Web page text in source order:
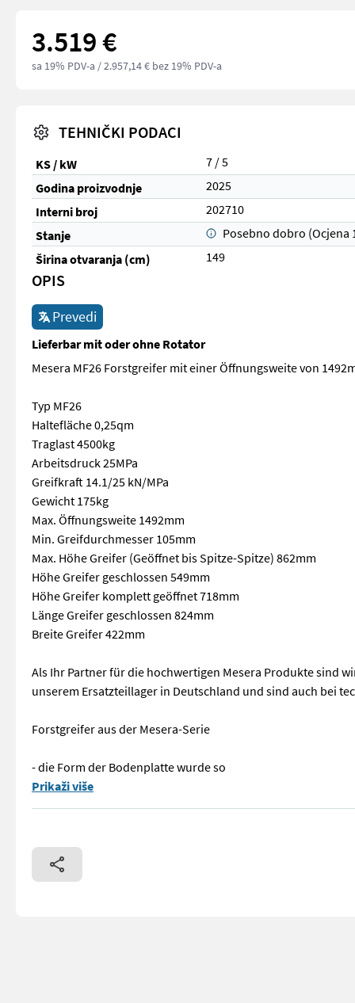
3.519 €
sa 19% PDV-a / 2.957,14 € bez 19% PDV-a
TEHNIČKI PODACI
KS / kW
7 / 5
Godina proizvodnje
2025
Interni broj
202710
Stanje
Posebno dobro (Ocjena
Širina otvaranja (cm)
149
OPIS
Prevedi
Lieferbar mit oder ohne Rotator
Mesera MF26 Forstgreifer mit einer Öffnungsweite von
Typ MF26
Haltefläche 0,25qm
Traglast 4500kg
Arbeitsdruck 25MPa
Greifkraft 14.1/25 kN/MPa
Gewicht 175kg
Max. Öffnungsweite 1492mm
Min. Greifdurchmesser 105mm
Max. Höhe Greifer (Geöffnet bis Spitze-Spitze) 862mm
Höhe Greifer geschlossen 549mm
Höhe Greifer komplett geöffnet 718mm
Länge Greifer geschlossen 824mm
Breite Greifer 422mm
Als Ihr Partner für die hochwertigen Mesera Produkte sind
unserem Ersatzteillager in Deutschland und sind auch bei
Forstgreifer aus der Mesera-Serie
- die Form der Bodenplatte wurde so
Mesera MF26 Forstgreifer mit einer Öffnungsweite von
Prikaži više